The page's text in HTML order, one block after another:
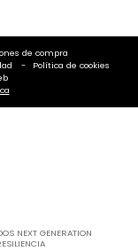
de compra
Política de cookies
NEXT GENERATION